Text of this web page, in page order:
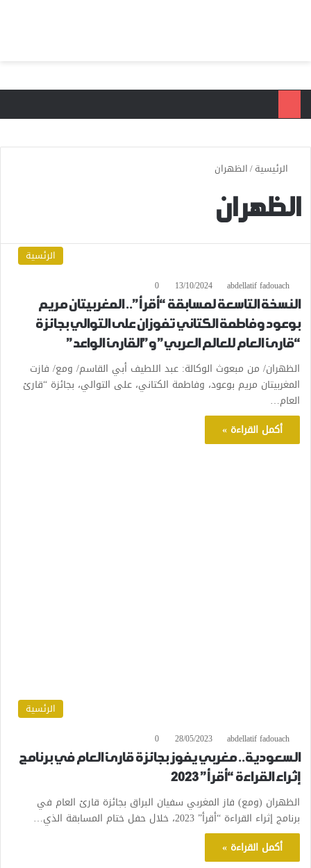
الرئيسية/الظهران
الظهران
الرئسية
abdellatif fadouach
13/10/2024
0
النسخة التاسعة لمسابقة “أقرأ”.. المغربيتان مريم
بوعود وفاطمة الكتاني تفوزان على التوالي بجائزة
“قارئ العام للعالم العربي” و”القارئ الواعد”
الظهران/ من مبعوث الوكالة: عبد اللطيف أبي القاسم/ ومع/ فازت
المغربيتان مريم بوعود، وفاطمة الكتاني، على التوالي، بجائزة “قارئ
العام…
أكمل القراءة »
الرئسية
abdellatif fadouach
28/05/2023
0
السعودية.. مغربي يفوز بجائزة قارئ العام في برنامج
إثراء القراءة “أقرأ” 2023
الظهران (ومع) فاز المغربي سفيان البراق بجائزة قارئ العام في
برنامج إثراء القراءة “أقرأ” 2023، خلال حفل ختام المسابقة الذي…
أكمل القراءة »